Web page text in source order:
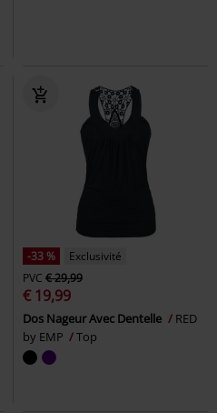
-33 %
Exclusivité
PVC € 29,99
€ 19,99
Dos Nageur Avec Dentelle
RED
by EMP
Top